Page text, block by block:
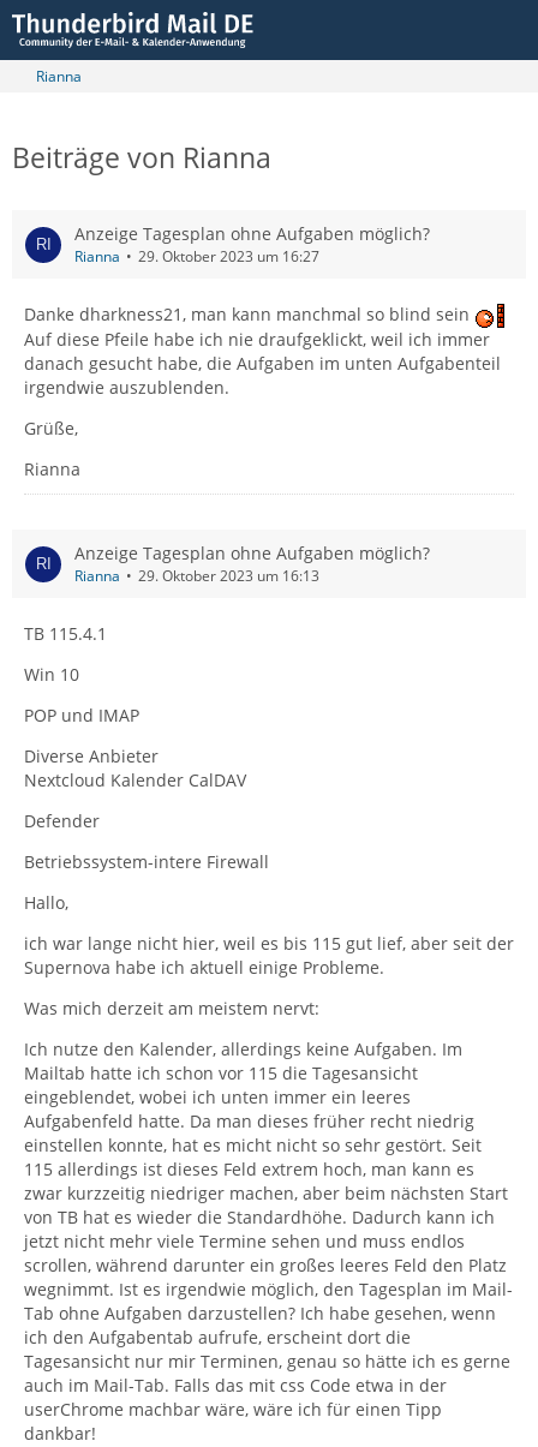
Rianna
Beiträge von Rianna
Anzeige Tagesplan ohne Aufgaben möglich?
Rianna 29. Oktober 2023 um 16:27
Danke dharkness21, man kann manchmal so blind sein
Auf diese Pfeile habe ich nie draufgeklickt, weil ich immer
danach gesucht habe, die Aufgaben im unten Aufgabenteil
irgendwie auszublenden.
Grüße,
Rianna
Anzeige Tagesplan ohne Aufgaben möglich?
Rianna 29. Oktober 2023 um 16:13
TB 115.4.1
Win 10
POP und IMAP
Diverse Anbieter
Nextcloud Kalender CalDAV
Defender
Betriebssystem-intere Firewall
Hallo,
ich war lange nicht hier, weil es bis 115 gut lief, aber seit der
Supernova habe ich aktuell einige Probleme.
Was mich derzeit am meistem nervt:
Ich nutze den Kalender, allerdings keine Aufgaben. Im
Mailtab hatte ich schon vor 115 die Tagesansicht
eingeblendet, wobei ich unten immer ein leeres
Aufgabenfeld hatte. Da man dieses früher recht niedrig
einstellen konnte, hat es micht nicht so sehr gestört. Seit
115 allerdings ist dieses Feld extrem hoch, man kann es
zwar kurzzeitig niedriger machen, aber beim nächsten Start
von TB hat es wieder die Standardhöhe. Dadurch kann ich
jetzt nicht mehr viele Termine sehen und muss endlos
scrollen, während darunter ein großes leeres Feld den Platz
wegnimmt. Ist es irgendwie möglich, den Tagesplan im Mail-
Tab ohne Aufgaben darzustellen? Ich habe gesehen, wenn
ich den Aufgabentab aufrufe, erscheint dort die
Tagesansicht nur mir Terminen, genau so hätte ich es gerne
auch im Mail-Tab. Falls das mit css Code etwa in der
userChrome machbar wäre, wäre ich für einen Tipp
dankbar!